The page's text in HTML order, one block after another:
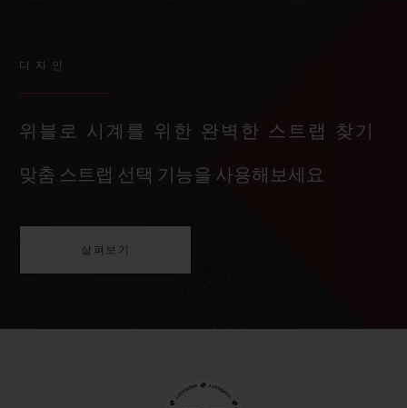
디자인
위블로 시계를 위한 완벽한 스트랩 찾기
맞춤 스트랩 선택 기능을 사용해보세요
살펴보기